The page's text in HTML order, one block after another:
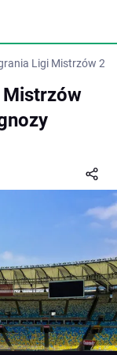
Ligi Mistrzów
Mistrzów